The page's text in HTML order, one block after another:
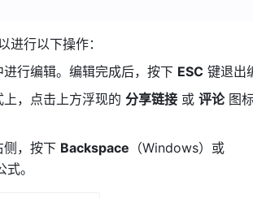
进行以下操作：
行编辑。编辑完成后，按下 ESC 键退出
，点击上方浮现的 分享链接 或 评论 图
侧，按下 Backspace （Windows）或
。